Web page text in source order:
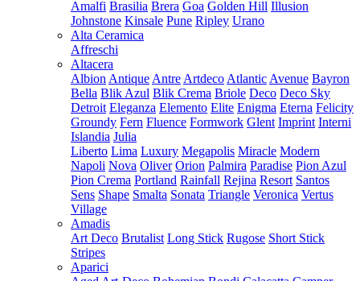
Amalfi Brasilia Brera Goa Golden Hill Illusion
Johnstone Kinsale Pune Ripley Urano
Alta Ceramica
Affreschi
Altacera
Albion Antique Antre Artdeco Atlantic Avenue Bayron
Bella Blik Azul Blik Crema Briole Deco Deco Sky
Detroit Eleganza Elemento Elite Enigma Eterna Felicity
Groundy Fern Fluence Formwork Glent Imprint Interni
Islandia Julia
Liberto Lima Luxury Megapolis Miracle Modern
Napoli Nova Oliver Orion Palmira Paradise Pion Azul
Pion Crema Portland Rainfall Rejina Resort Santos
Sens Shape Smalta Sonata Triangle Veronica Vertus
Village
Amadis
Art Deco Brutalist Long Stick Rugose Short Stick
Stripes
Aparici